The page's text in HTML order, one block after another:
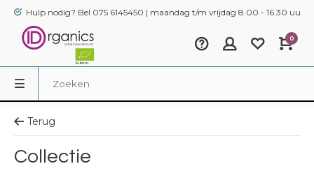
Hulp nodig? Bel 075 6145450 | maandag t/m vrijdag 8.00 - 16.30 uur
0
Terug
Collectie